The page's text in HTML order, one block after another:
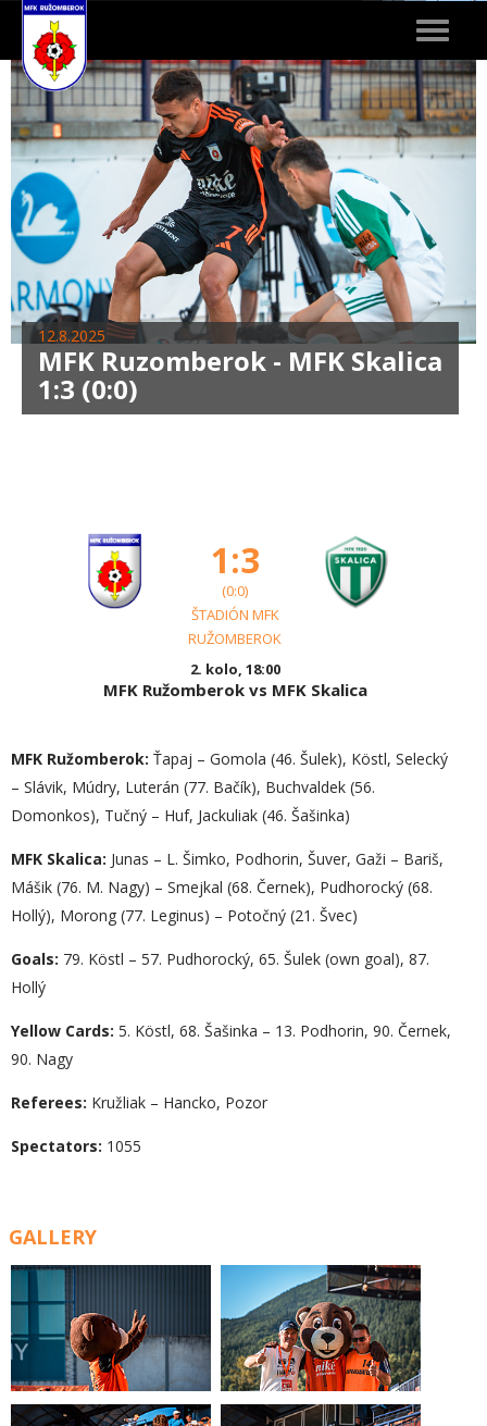
Toggle
12.8.2025
MFK Ruzomberok - MFK Skalica
1:3 (0:0)
1:3
(0:0)
ŠTADIÓN MFK
RUŽOMBEROK
2. kolo, 18:00
MFK Ružomberok vs MFK Skalica
MFK Ružomberok: Ťapaj – Gomola (46. Šulek), Köstl, Selecký
– Slávik, Múdry, Luterán (77. Bačík), Buchvaldek (56.
Domonkos), Tučný – Huf, Jackuliak (46. Šašinka)
MFK Skalica: Junas – L. Šimko, Podhorin, Šuver, Gaži – Bariš,
Mášik (76. M. Nagy) – Smejkal (68. Černek), Pudhorocký (68.
Hollý), Morong (77. Leginus) – Potočný (21. Švec)
Goals: 79. Köstl – 57. Pudhorocký, 65. Šulek (own goal), 87.
Hollý
Yellow Cards: 5. Köstl, 68. Šašinka – 13. Podhorin, 90. Černek,
90. Nagy
Referees: Kružliak – Hancko, Pozor
Spectators: 1055
GALLERY